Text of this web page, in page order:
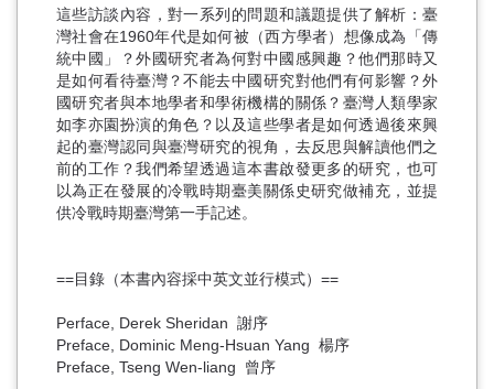
這些訪談內容，對一系列的問題和議題提供了解析：臺
灣社會在1960年代是如何被（西方學者）想像成為「傳
統中國」？外國研究者為何對中國感興趣？他們那時又
是如何看待臺灣？不能去中國研究對他們有何影響？外
國研究者與本地學者和學術機構的關係？臺灣人類學家
如李亦園扮演的角色？以及這些學者是如何透過後來興
起的臺灣認同與臺灣研究的視角，去反思與解讀他們之
前的工作？我們希望透過這本書啟發更多的研究，也可
以為正在發展的冷戰時期臺美關係史研究做補充，並提
供冷戰時期臺灣第一手記述。
==目錄（本書內容採中英文並行模式）==
Perface, Derek Sheridan 謝序
Preface, Dominic Meng-Hsuan Yang 楊序
Preface, Tseng Wen-liang 曾序